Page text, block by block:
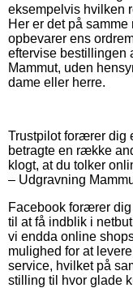
eksempelvis hvilken
Her er det på
opbevarer ens
eftervise bestillingen
Mammut, uden
dame eller herre.
Trustpilot forærer dig
betragte en række
klogt, at du tolker
– Udgravning
Facebook forærer
til at få indblik i
vi endda online
mulighed for at
service, hvilket på
stilling til hvor glade